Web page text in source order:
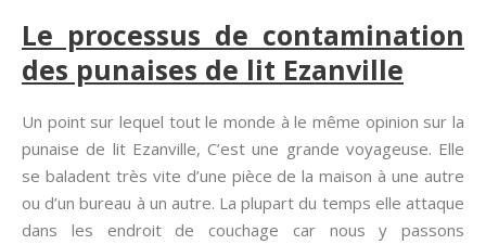
Le processus de contamination
des punaises de lit Ezanville
Un point sur lequel tout le monde à le même opinion sur la
punaise de lit Ezanville, C’est une grande voyageuse. Elle
se baladent très vite d’une pièce de la maison à une autre
ou d’un bureau à un autre. La plupart du temps elle attaque
dans les endroit de couchage car nous y passons